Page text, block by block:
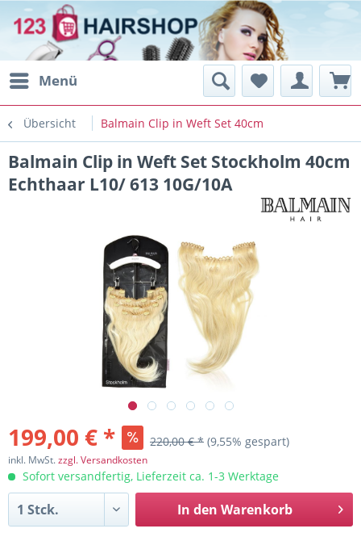
Menü
Übersicht Balmain Clip in Weft Set 40cm
Balmain Clip in Weft Set Stockholm 40cm
Echthaar L10/ 613 10G/10A
199,00 € * 220,00 € * (9,55% gespart)
inkl. MwSt.zzgl. Versandkosten
Sofort versandfertig, Lieferzeit ca. 1-3 Werktage
In den Warenkorb